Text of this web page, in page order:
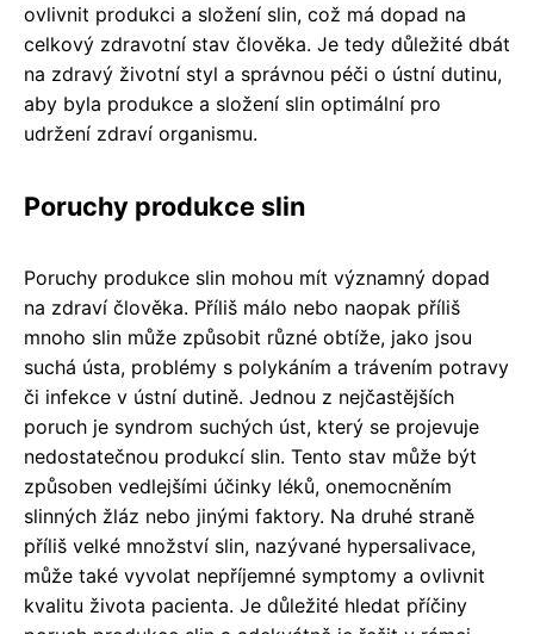
ovlivnit produkci a složení slin, což má dopad na
celkový zdravotní stav člověka. Je tedy důležité dbát
na zdravý životní styl a správnou péči o ústní dutinu,
aby byla produkce a složení slin optimální pro
udržení zdraví organismu.
Poruchy produkce slin
Poruchy produkce slin mohou mít významný dopad
na zdraví člověka. Příliš málo nebo naopak příliš
mnoho slin může způsobit různé obtíže, jako jsou
suchá ústa, problémy s polykáním a trávením potravy
či infekce v ústní dutině. Jednou z nejčastějších
poruch je syndrom suchých úst, který se projevuje
nedostatečnou produkcí slin. Tento stav může být
způsoben vedlejšími účinky léků, onemocněním
slinných žláz nebo jinými faktory. Na druhé straně
příliš velké množství slin, nazývané hypersalivace,
může také vyvolat nepříjemné symptomy a ovlivnit
kvalitu života pacienta. Je důležité hledat příčiny